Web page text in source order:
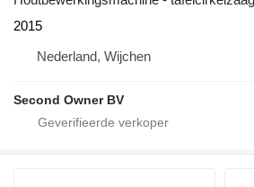
2015
Nederland, Wijchen
Second Owner BV